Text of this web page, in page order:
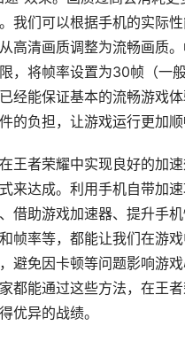
我们可以根据手机的实际
高清画质调整为流畅画质
，将帧率设置为30帧（一
经能保证基本的流畅游戏
的负担，让游戏运行更加顺
王者荣耀中实现良好的加
来达成。利用手机自带加
借助游戏加速器、提升手
帧率等，都能让我们在游
避免因卡顿等问题影响游
都能通过这些方法，在王
优异的战绩。